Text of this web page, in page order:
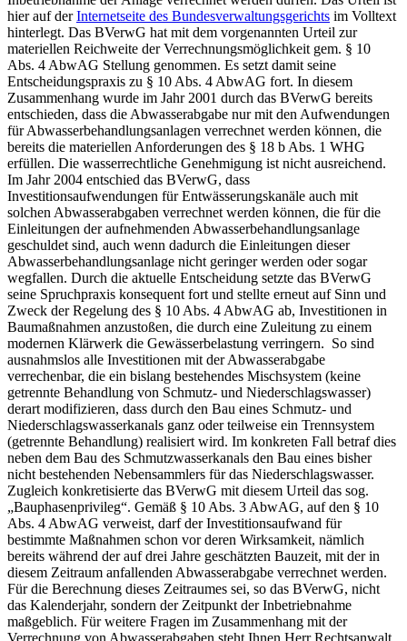
hier auf derInternetseite des Bundesverwaltungsgerichts im Volltext
hinterlegt. Das BVerwG hat mit dem vorgenannten Urteil zur
materiellen Reichweite der Verrechnungsmöglichkeit gem. § 10
Abs. 4 AbwAG Stellung genommen. Es setzt damit seine
Entscheidungspraxis zu § 10 Abs. 4 AbwAG fort. In diesem
Zusammenhang wurde im Jahr 2001 durch das BVerwG bereits
entschieden, dass die Abwasserabgabe nur mit den Aufwendungen
für Abwasserbehandlungsanlagen verrechnet werden können, die
bereits die materiellen Anforderungen des § 18 b Abs. 1 WHG
erfüllen. Die wasserrechtliche Genehmigung ist nicht ausreichend.
Im Jahr 2004 entschied das BVerwG, dass
Investitionsaufwendungen für Entwässerungskanäle auch mit
solchen Abwasserabgaben verrechnet werden können, die für die
Einleitungen der aufnehmenden Abwasserbehandlungsanlage
geschuldet sind, auch wenn dadurch die Einleitungen dieser
Abwasserbehandlungsanlage nicht geringer werden oder sogar
wegfallen. Durch die aktuelle Entscheidung setzte das BVerwG
seine Spruchpraxis konsequent fort und stellte erneut auf Sinn und
Zweck der Regelung des § 10 Abs. 4 AbwAG ab, Investitionen in
Baumaßnahmen anzustoßen, die durch eine Zuleitung zu einem
modernen Klärwerk die Gewässerbelastung verringern. So sind
ausnahmslos alle Investitionen mit der Abwasserabgabe
verrechenbar, die ein bislang bestehendes Mischsystem (keine
getrennte Behandlung von Schmutz- und Niederschlagswasser)
derart modifizieren, dass durch den Bau eines Schmutz- und
Niederschlagswasserkanals ganz oder teilweise ein Trennsystem
(getrennte Behandlung) realisiert wird. Im konkreten Fall betraf dies
neben dem Bau des Schmutzwasserkanals den Bau eines bisher
nicht bestehenden Nebensammlers für das Niederschlagswasser.
Zugleich konkretisierte das BVerwG mit diesem Urteil das sog.
„Bauphasenprivileg“. Gemäß § 10 Abs. 3 AbwAG, auf den § 10
Abs. 4 AbwAG verweist, darf der Investitionsaufwand für
bestimmte Maßnahmen schon vor deren Wirksamkeit, nämlich
bereits während der auf drei Jahre geschätzten Bauzeit, mit der in
diesem Zeitraum anfallenden Abwasserabgabe verrechnet werden.
Für die Berechnung dieses Zeitraumes sei, so das BVerwG, nicht
das Kalenderjahr, sondern der Zeitpunkt der Inbetriebnahme
maßgeblich. Für weitere Fragen im Zusammenhang mit der